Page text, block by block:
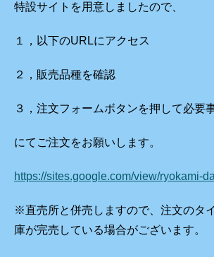
特設サイトを用意しましたので、
１，以下のURLにアクセス
２，販売品種を確認
３，注文フォームボタンを押して必要
にてご注文をお願いします。
https://sites.google.com/view/ryokami-
※直売所と併売しますので、注文のタ
庫が完売している場合がございます。